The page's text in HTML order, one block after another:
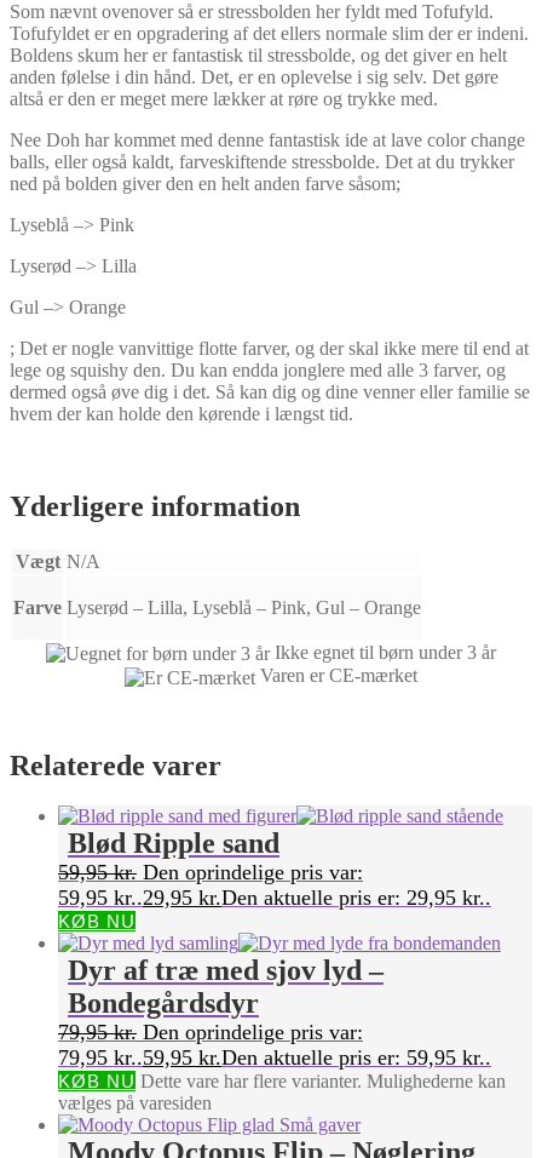
Som nævnt ovenover så er stressbolden her fyldt med Tofufyld.
Tofufyldet er en opgradering af det ellers normale slim der er indeni.
Boldens skum her er fantastisk til stressbolde, og det giver en helt
anden følelse i din hånd. Det, er en oplevelse i sig selv. Det gøre
altså er den er meget mere lækker at røre og trykke med.
Nee Doh har kommet med denne fantastisk ide at lave color change
balls, eller også kaldt, farveskiftende stressbolde. Det at du trykker
ned på bolden giver den en helt anden farve såsom;
Lyseblå –> Pink
Lyserød –> Lilla
Gul –> Orange
; Det er nogle vanvittige flotte farver, og der skal ikke mere til end at
lege og squishy den. Du kan endda jonglere med alle 3 farver, og
dermed også øve dig i det. Så kan dig og dine venner eller familie se
hvem der kan holde den kørende i længst tid.
Yderligere information
Vægt N/A
Farve Lyserød – Lilla, Lyseblå – Pink, Gul – Orange
Ikke egnet til børn under 3 år
Varen er CE-mærket
Relaterede varer
Blød Ripple sand
59,95kr. Den oprindelige pris var:
59,95 kr..29,95 kr.Den aktuelle pris er: 29,95 kr..
KØB NU
Dyr af træ med sjov lyd –
Bondegårdsdyr
79,95kr. Den oprindelige pris var:
79,95 kr..59,95 kr.Den aktuelle pris er: 59,95 kr..
KØB NU Dette vare har flere varianter. Mulighederne kan
vælges på varesiden